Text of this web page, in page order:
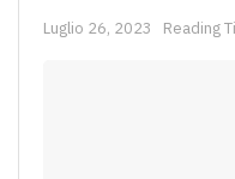
Luglio 26, 2023 Reading